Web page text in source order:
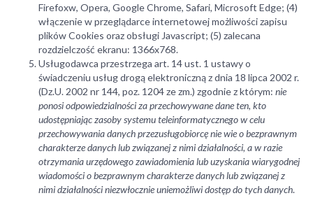
Firefoxw, Opera, Google Chrome, Safari, Microsoft Edge; (4)
włączenie w przeglądarce internetowej możliwości zapisu
plików Cookies oraz obsługi Javascript; (5) zalecana
rozdzielczość ekranu: 1366x768.
Usługodawca przestrzega art. 14 ust. 1 ustawy o
świadczeniu usług drogą elektroniczną z dnia 18 lipca 2002 r.
(Dz.U. 2002 nr 144, poz. 1204 ze zm.) zgodnie z którym: nie
ponosi odpowiedzialności za przechowywane dane ten, kto
udostępniając zasoby systemu teleinformatycznego w celu
przechowywania danych przezusługobiorcę nie wie o bezprawnym
charakterze danych lub związanej z nimi działalności, a w razie
otrzymania urzędowego zawiadomienia lub uzyskania wiarygodnej
wiadomości o bezprawnym charakterze danych lub związanej z
nimi działalności niezwłocznie uniemożliwi dostęp do tych danych.